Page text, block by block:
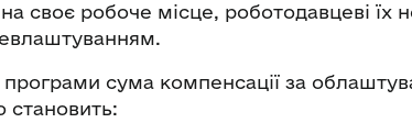
своє робоче місце, роботодавцеві
сума компенсації за
становить: